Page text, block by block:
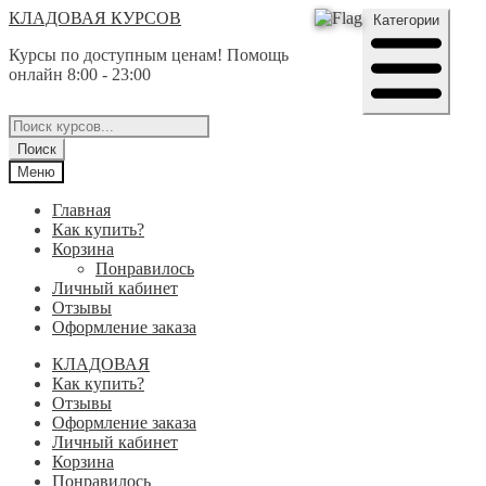
Перейти
Перейти
КЛАДОВАЯ КУРСОВ
Курсы по доступным ценам! Помощь
онлайн 8:00 - 23:00
Категории
Поиск
товаров
Поиск
Меню
Главная
Как купить?
Корзина
Понравилось
Личный кабинет
Отзывы
Оформление заказа
КЛАДОВАЯ
Как купить?
Отзывы
Оформление заказа
Личный кабинет
Корзина
Понравилось